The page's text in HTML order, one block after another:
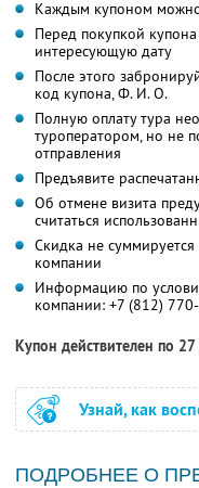
Каждым купоном можно
Перед покупкой
интересующую дату
После этого
код купона,Ф. И. О.
Полную оплату тура
туроператором, но не
отправления
Предъявите
Об отмене визита
считаться
Скидка не
компании
Информацию по
компании: +7 (812)
Купон действителен по
Узнай, как
ПОДРОБНЕЕ О